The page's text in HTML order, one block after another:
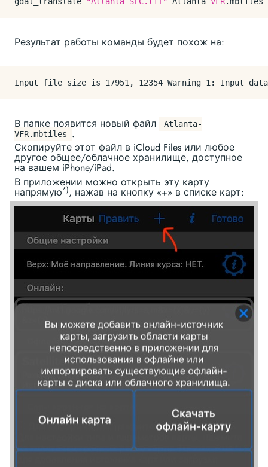
Результат работы команды будет похож на:
Input file size is 17951, 12354 Warning 1: Input
В папке появится новый файл
Atlanta-
VFR.mbtiles
.
Скопируйте этот файл в iCloud Files или любое
другое общее/облачное хранилище, доступное
на вашем iPhone/iPad.
В приложении можно открыть эту карту
напрямую*), нажав на кнопку «+» в списке карт: